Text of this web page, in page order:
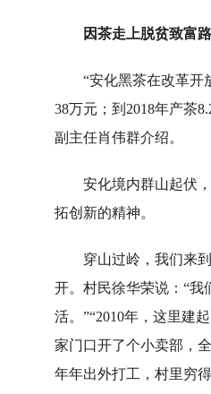
因茶走上脱贫致富路
“安化黑茶在改革开
38万元；到2018年产茶
副主任肖伟群介绍。
安化境内群山起伏
拓创新的精神。
穿山过岭，我们来
开。村民徐华荣说：“我
活。”“2010年，这里建
家门口开了个小卖部，
年年出外打工，村里穷